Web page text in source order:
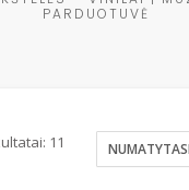
PARDUOTUVĖ
11